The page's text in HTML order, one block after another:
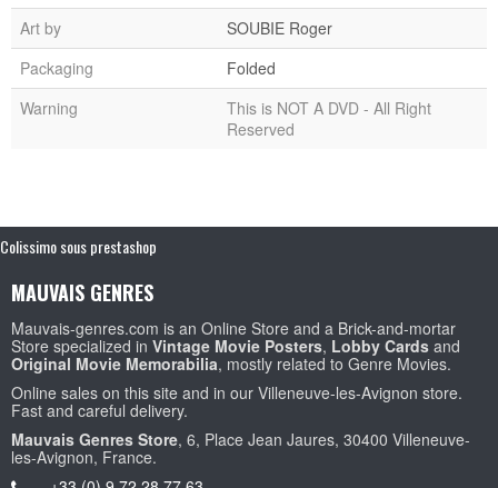
Art by
SOUBIE Roger
Packaging
Folded
Warning
This is NOT A DVD - All Right
Reserved
Colissimo sous prestashop
MAUVAIS GENRES
Mauvais-genres.com is an Online Store and a Brick-and-mortar
Store specialized in Vintage Movie Posters, Lobby Cards and
Original Movie Memorabilia, mostly related to Genre Movies.
Online sales on this site and in our Villeneuve-les-Avignon store.
Fast and careful delivery.
Mauvais Genres Store, 6, Place Jean Jaures, 30400 Villeneuve-
les-Avignon, France.